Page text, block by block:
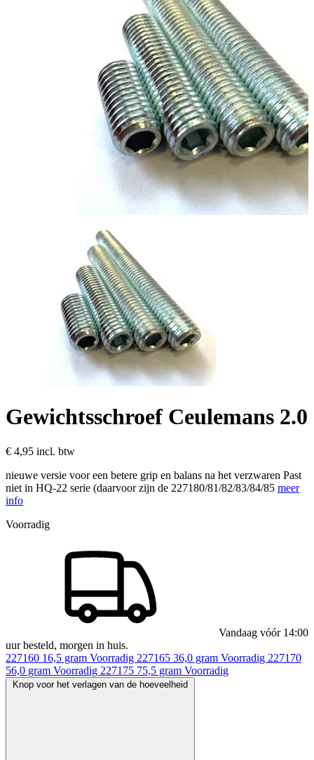
Gewichtsschroef Ceulemans 2.0
€ 4,95 incl. btw
nieuwe versie voor een betere grip en balans na het verzwaren Past
niet in HQ-22 serie (daarvoor zijn de 227180/81/82/83/84/85 meer
info
Voorradig
Vandaag vóór 14:00
uur besteld, morgen in huis.
227160 16,5 gram Voorradig 227165 36,0 gram Voorradig 227170
56,0 gram Voorradig 227175 75,5 gram Voorradig
Knop voor het verlagen van de hoeveelheid